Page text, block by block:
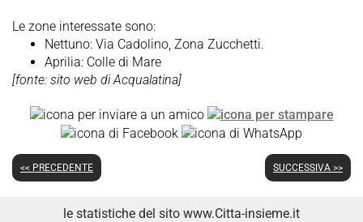
Le zone interessate sono:
Nettuno: Via Cadolino, Zona Zucchetti.
Aprilia: Colle di Mare
[fonte: sito web di Acqualatina]
<< PRECEDENTE SUCCESSIVA >>
le statistiche del sito www.Citta-insieme.it